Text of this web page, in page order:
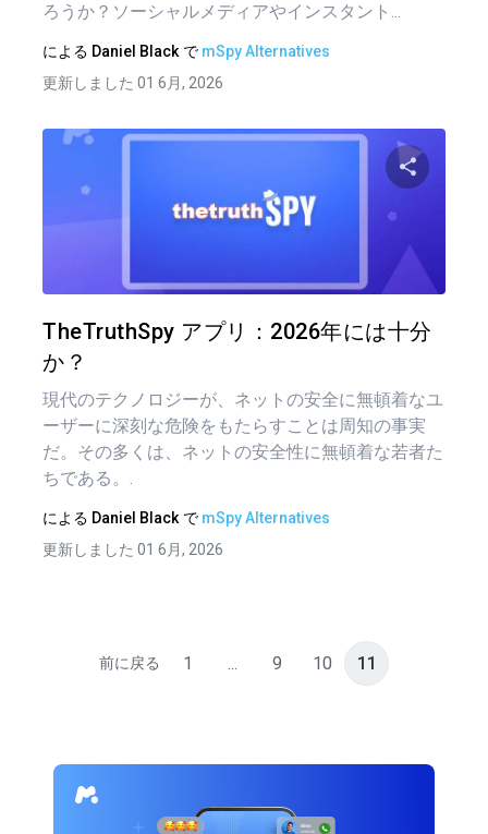
ろうか？ソーシャルメディアやインスタント...
による Daniel Black で mSpy Alternatives
更新しました 01 6月, 2026
TheTruthSpy アプリ：2026年には十分
か？
現代のテクノロジーが、ネットの安全に無頓着なユ
ーザーに深刻な危険をもたらすことは周知の事実
だ。その多くは、ネットの安全性に無頓着な若者た
ちである。.
による Daniel Black で mSpy Alternatives
更新しました 01 6月, 2026
前に戻る 1 ... 9 10 11